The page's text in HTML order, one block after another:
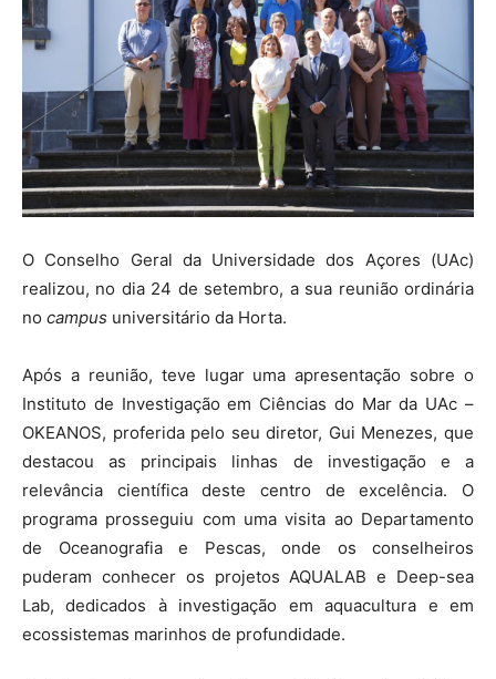
O Conselho Geral da Universidade dos Açores (UAc)
realizou, no dia 24 de setembro, a sua reunião ordinária
no campus universitário da Horta.
Após a reunião, teve lugar uma apresentação sobre o
Instituto de Investigação em Ciências do Mar da UAc –
OKEANOS, proferida pelo seu diretor, Gui Menezes, que
destacou as principais linhas de investigação e a
relevância científica deste centro de excelência. O
programa prosseguiu com uma visita ao Departamento
de Oceanografia e Pescas, onde os conselheiros
puderam conhecer os projetos AQUALAB e Deep-sea
Lab, dedicados à investigação em aquacultura e em
ecossistemas marinhos de profundidade.